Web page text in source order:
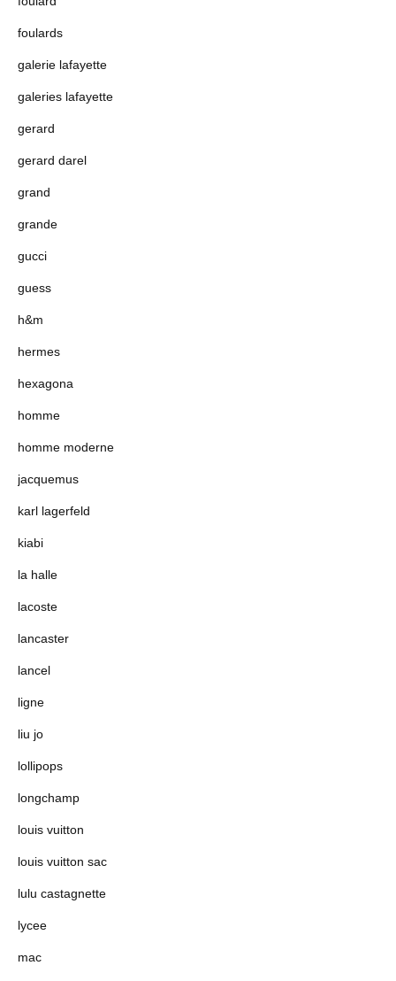
foulards
galerie lafayette
galeries lafayette
gerard
gerard darel
grand
grande
gucci
guess
h&m
hermes
hexagona
homme
homme moderne
jacquemus
karl lagerfeld
kiabi
la halle
lacoste
lancaster
lancel
ligne
liu jo
lollipops
longchamp
louis vuitton
louis vuitton sac
lulu castagnette
lycee
mac